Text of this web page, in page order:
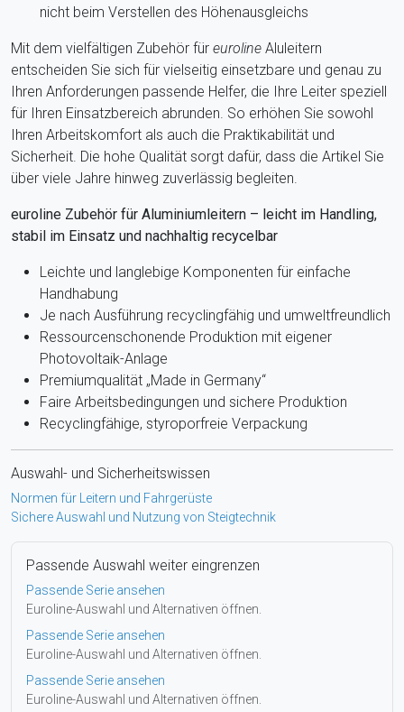
nicht beim Verstellen des Höhenausgleichs
Mit dem vielfältigen Zubehör für euroline Aluleitern
entscheiden Sie sich für vielseitig einsetzbare und genau zu
Ihren Anforderungen passende Helfer, die Ihre Leiter speziell
für Ihren Einsatzbereich abrunden. So erhöhen Sie sowohl
Ihren Arbeitskomfort als auch die Praktikabilität und
Sicherheit. Die hohe Qualität sorgt dafür, dass die Artikel Sie
über viele Jahre hinweg zuverlässig begleiten.
euroline Zubehör für Aluminiumleitern – leicht im Handling,
stabil im Einsatz und nachhaltig recycelbar
Leichte und langlebige Komponenten für einfache
Handhabung
Je nach Ausführung recyclingfähig und umweltfreundlich
Ressourcenschonende Produktion mit eigener
Photovoltaik-Anlage
Premiumqualität „Made in Germany“
Faire Arbeitsbedingungen und sichere Produktion
Recyclingfähige, styroporfreie Verpackung
Auswahl- und Sicherheitswissen
Normen für Leitern und Fahrgerüste
Sichere Auswahl und Nutzung von Steigtechnik
Passende Auswahl weiter eingrenzen
Passende Serie ansehen
Euroline-Auswahl und Alternativen öffnen.
Passende Serie ansehen
Euroline-Auswahl und Alternativen öffnen.
Passende Serie ansehen
Euroline-Auswahl und Alternativen öffnen.